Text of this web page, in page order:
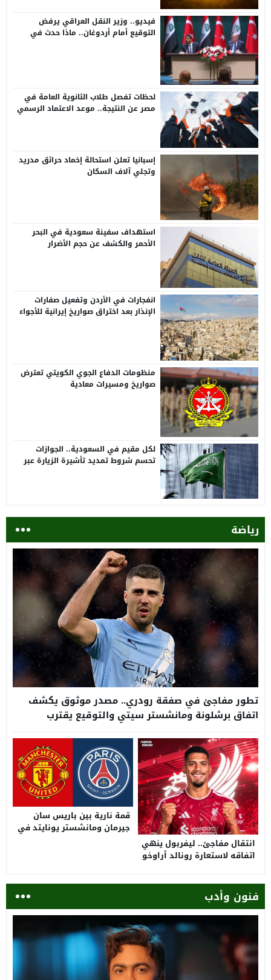
فيديو.. وزير النقل العراقي يرفض
التوقيع أمام أردوغان.. ماذا حدث في
لحظات تفصل طلاب الثانوية العامة في
مصر عن النتيجة.. موعد الاعتماد الرسمي
إسبانيا تعلن استحالة إخماد حرائق مدريد
وتجلي آلاف السكان
استهداف سفينة سعودية في البحر
الأحمر والكشف عن حجم الأضرار
انفجارات في الأردن وتفعيل صفارات
الإنذار بعد اختراق صواريخ إيرانية للأجواء
منظومات الدفاع الجوي الكويتي تعترض
صواريخ ومسيرات معادية
لكل مقيم في السعودية.. الجوازات
تحسم شروط تمديد تأشيرة الزيارة عبر
رياضة
تطور مفاجئ في صفقة رودري.. مصدر موثوق يكشف
اتفاق برشلونة ومانشستر سيتي والتوقيع يقترب
انتقال مفاجئ.. ليفربول ينهي
اتفاقه لاستعارة رونالد أراوخو
قمة نارية بين باريس سان
جيرمان ومانشستر يونايتد في
فنون وأدب